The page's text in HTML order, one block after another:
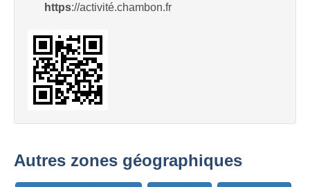
https://activité.chambon.fr
Autres zones géographiques